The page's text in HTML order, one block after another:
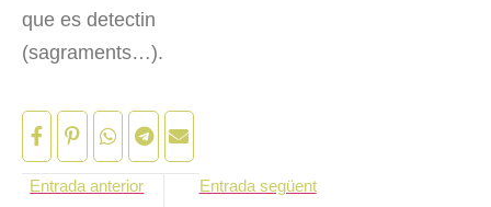
que es detectin
(sagraments…).
Entrada anterior Entrada següent